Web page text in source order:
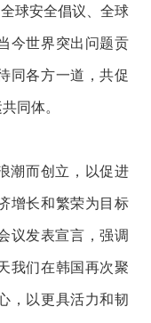
球安全倡议、全球
今世界突出问题贡
同各方一道，共促
同体。
潮而创立，以促进
增长和繁荣为目标
议发表宣言，强调
我们在韩国再次聚
，以更具活力和韧